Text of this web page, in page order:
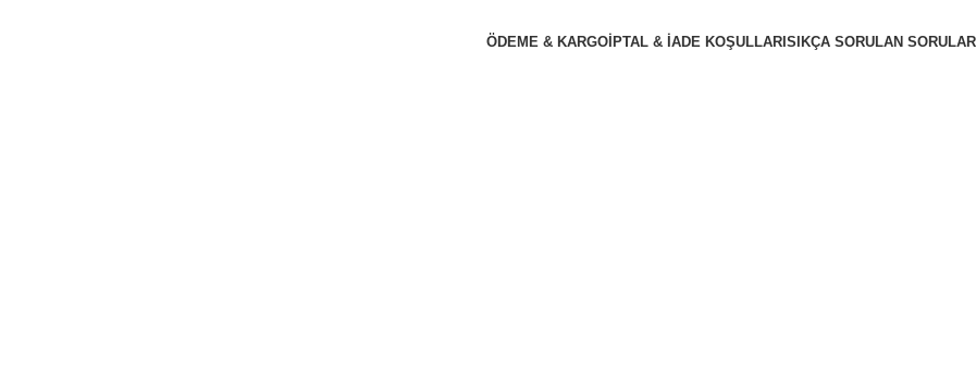
ÖDEME & KARGO İPTAL & İADE KOŞULLARI SIKÇA SORULAN SORULAR